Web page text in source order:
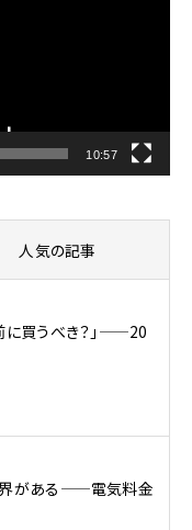
10:57
人気の記事
に買うべき？」——20
がある——電気料金